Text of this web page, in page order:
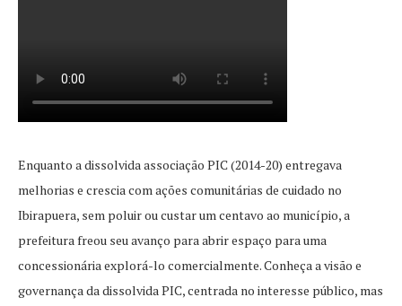
Enquanto a dissolvida associação PIC (2014-20) entregava
melhorias e crescia com ações comunitárias de cuidado no
Ibirapuera, sem poluir ou custar um centavo ao município, a
prefeitura freou seu avanço para abrir espaço para uma
concessionária explorá-lo comercialmente. Conheça a visão e
governança da dissolvida PIC, centrada no interesse público, mas